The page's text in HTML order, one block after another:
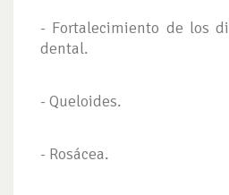
- Fortalecimiento de los
dental.
- Queloides.
- Rosácea.